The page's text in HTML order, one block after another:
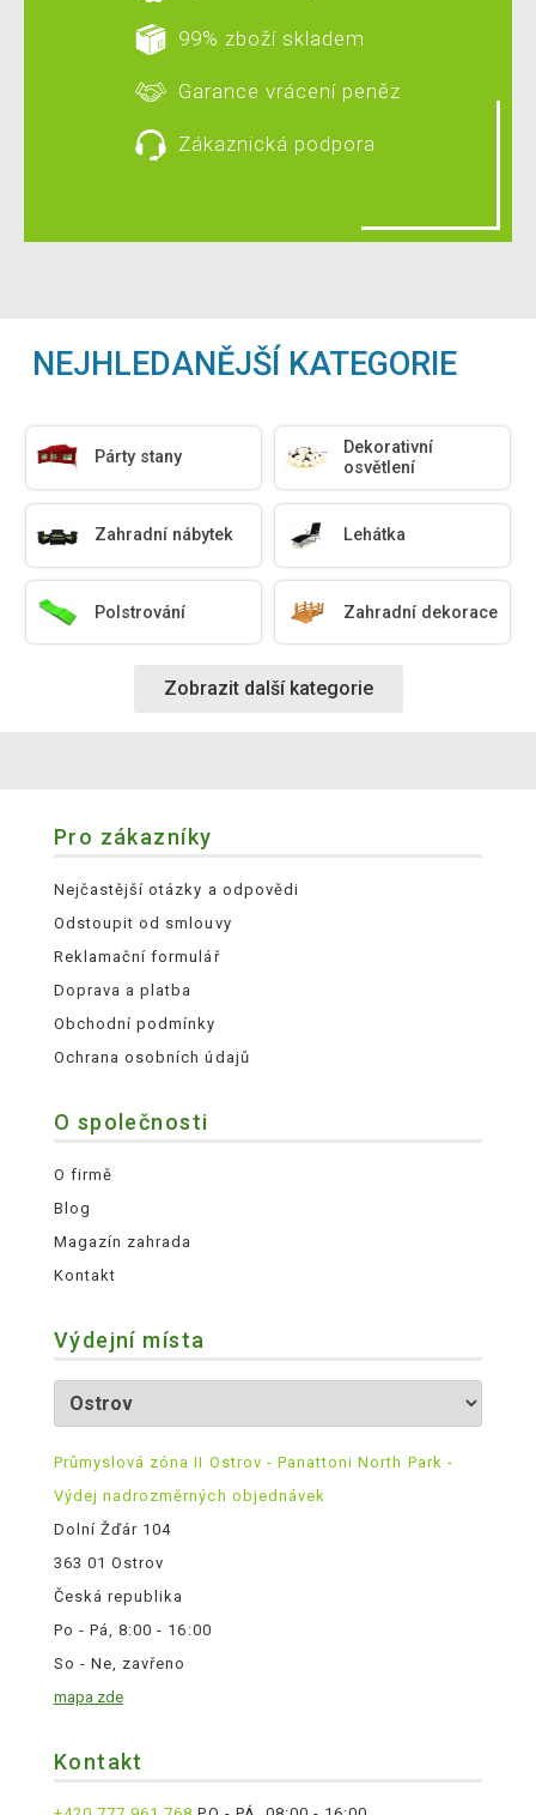
99% zboží skladem
Garance vrácení peněz
Zákaznická podpora
NEJHLEDANĚJŠÍ KATEGORIE
Párty stany
Dekorativní
osvětlení
Zahradní nábytek Lehátka
Polstrování Zahradní dekorace
Zobrazit další kategorie
Pro zákazníky
Nejčastější otázky a odpovědi
Odstoupit od smlouvy
Reklamační formulář
Doprava a platba
Obchodní podmínky
Ochrana osobních údajů
O společnosti
O firmě
Blog
Magazín zahrada
Kontakt
Výdejní místa
Průmyslová zóna II Ostrov - Panattoni North Park -
Výdej nadrozměrných objednávek
Dolní Žďár 104
363 01 Ostrov
Česká republika
Po - Pá, 8:00 - 16:00
So - Ne, zavřeno
mapa zde
Kontakt